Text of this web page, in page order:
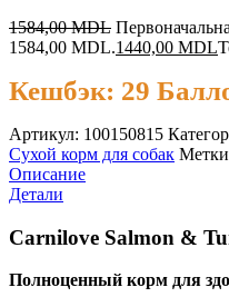
1584,00MDL
1584,00 MDL.1440,00 MDL
Кешбэк: 29
Артикул: 100150815
Сухой корм для собак
Описание
Детали
Carnilove Salmon &
Полноценный корм для